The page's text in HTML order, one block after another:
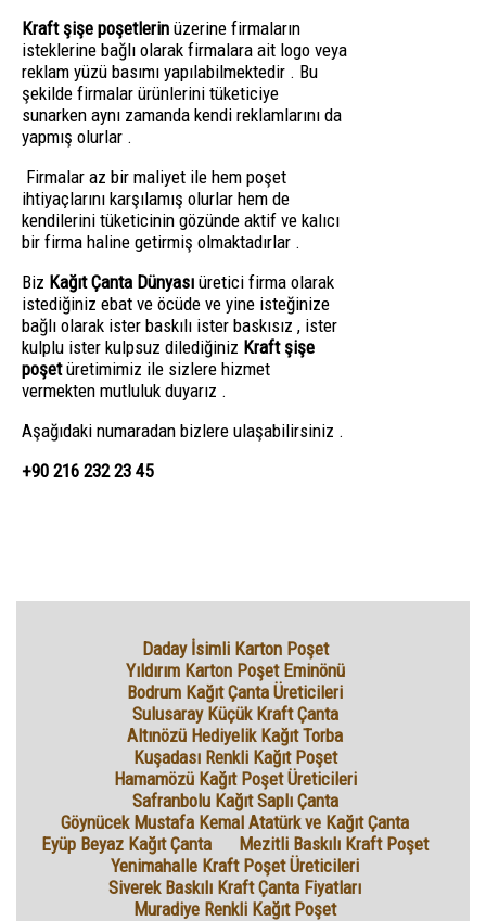
Kraft şişe poşetlerin üzerine firmaların
isteklerine bağlı olarak firmalara ait logo veya
reklam yüzü basımı yapılabilmektedir . Bu
şekilde firmalar ürünlerini tüketiciye
sunarken aynı zamanda kendi reklamlarını da
yapmış olurlar .
Firmalar az bir maliyet ile hem poşet
ihtiyaçlarını karşılamış olurlar hem de
kendilerini tüketicinin gözünde aktif ve kalıcı
bir firma haline getirmiş olmaktadırlar .
Biz Kağıt Çanta Dünyası üretici firma olarak
istediğiniz ebat ve öcüde ve yine isteğinize
bağlı olarak ister baskılı ister baskısız , ister
kulplu ister kulpsuz dilediğiniz Kraft şişe
poşetüretimimiz ile sizlere hizmet
vermekten mutluluk duyarız .
Aşağıdaki numaradan bizlere ulaşabilirsiniz .
+90 216 232 23 45
Daday İsimli Karton Poşet
Yıldırım Karton Poşet Eminönü
Bodrum Kağıt Çanta Üreticileri
Sulusaray Küçük Kraft Çanta
Altınözü Hediyelik Kağıt Torba
Kuşadası Renkli Kağıt Poşet
Hamamözü Kağıt Poşet Üreticileri
Safranbolu Kağıt Saplı Çanta
Göynücek Mustafa Kemal Atatürk ve Kağıt Çanta
Eyüp Beyaz Kağıt Çanta
Mezitli Baskılı Kraft Poşet
Yenimahalle Kraft Poşet Üreticileri
Siverek Baskılı Kraft Çanta Fiyatları
Muradiye Renkli Kağıt Poşet